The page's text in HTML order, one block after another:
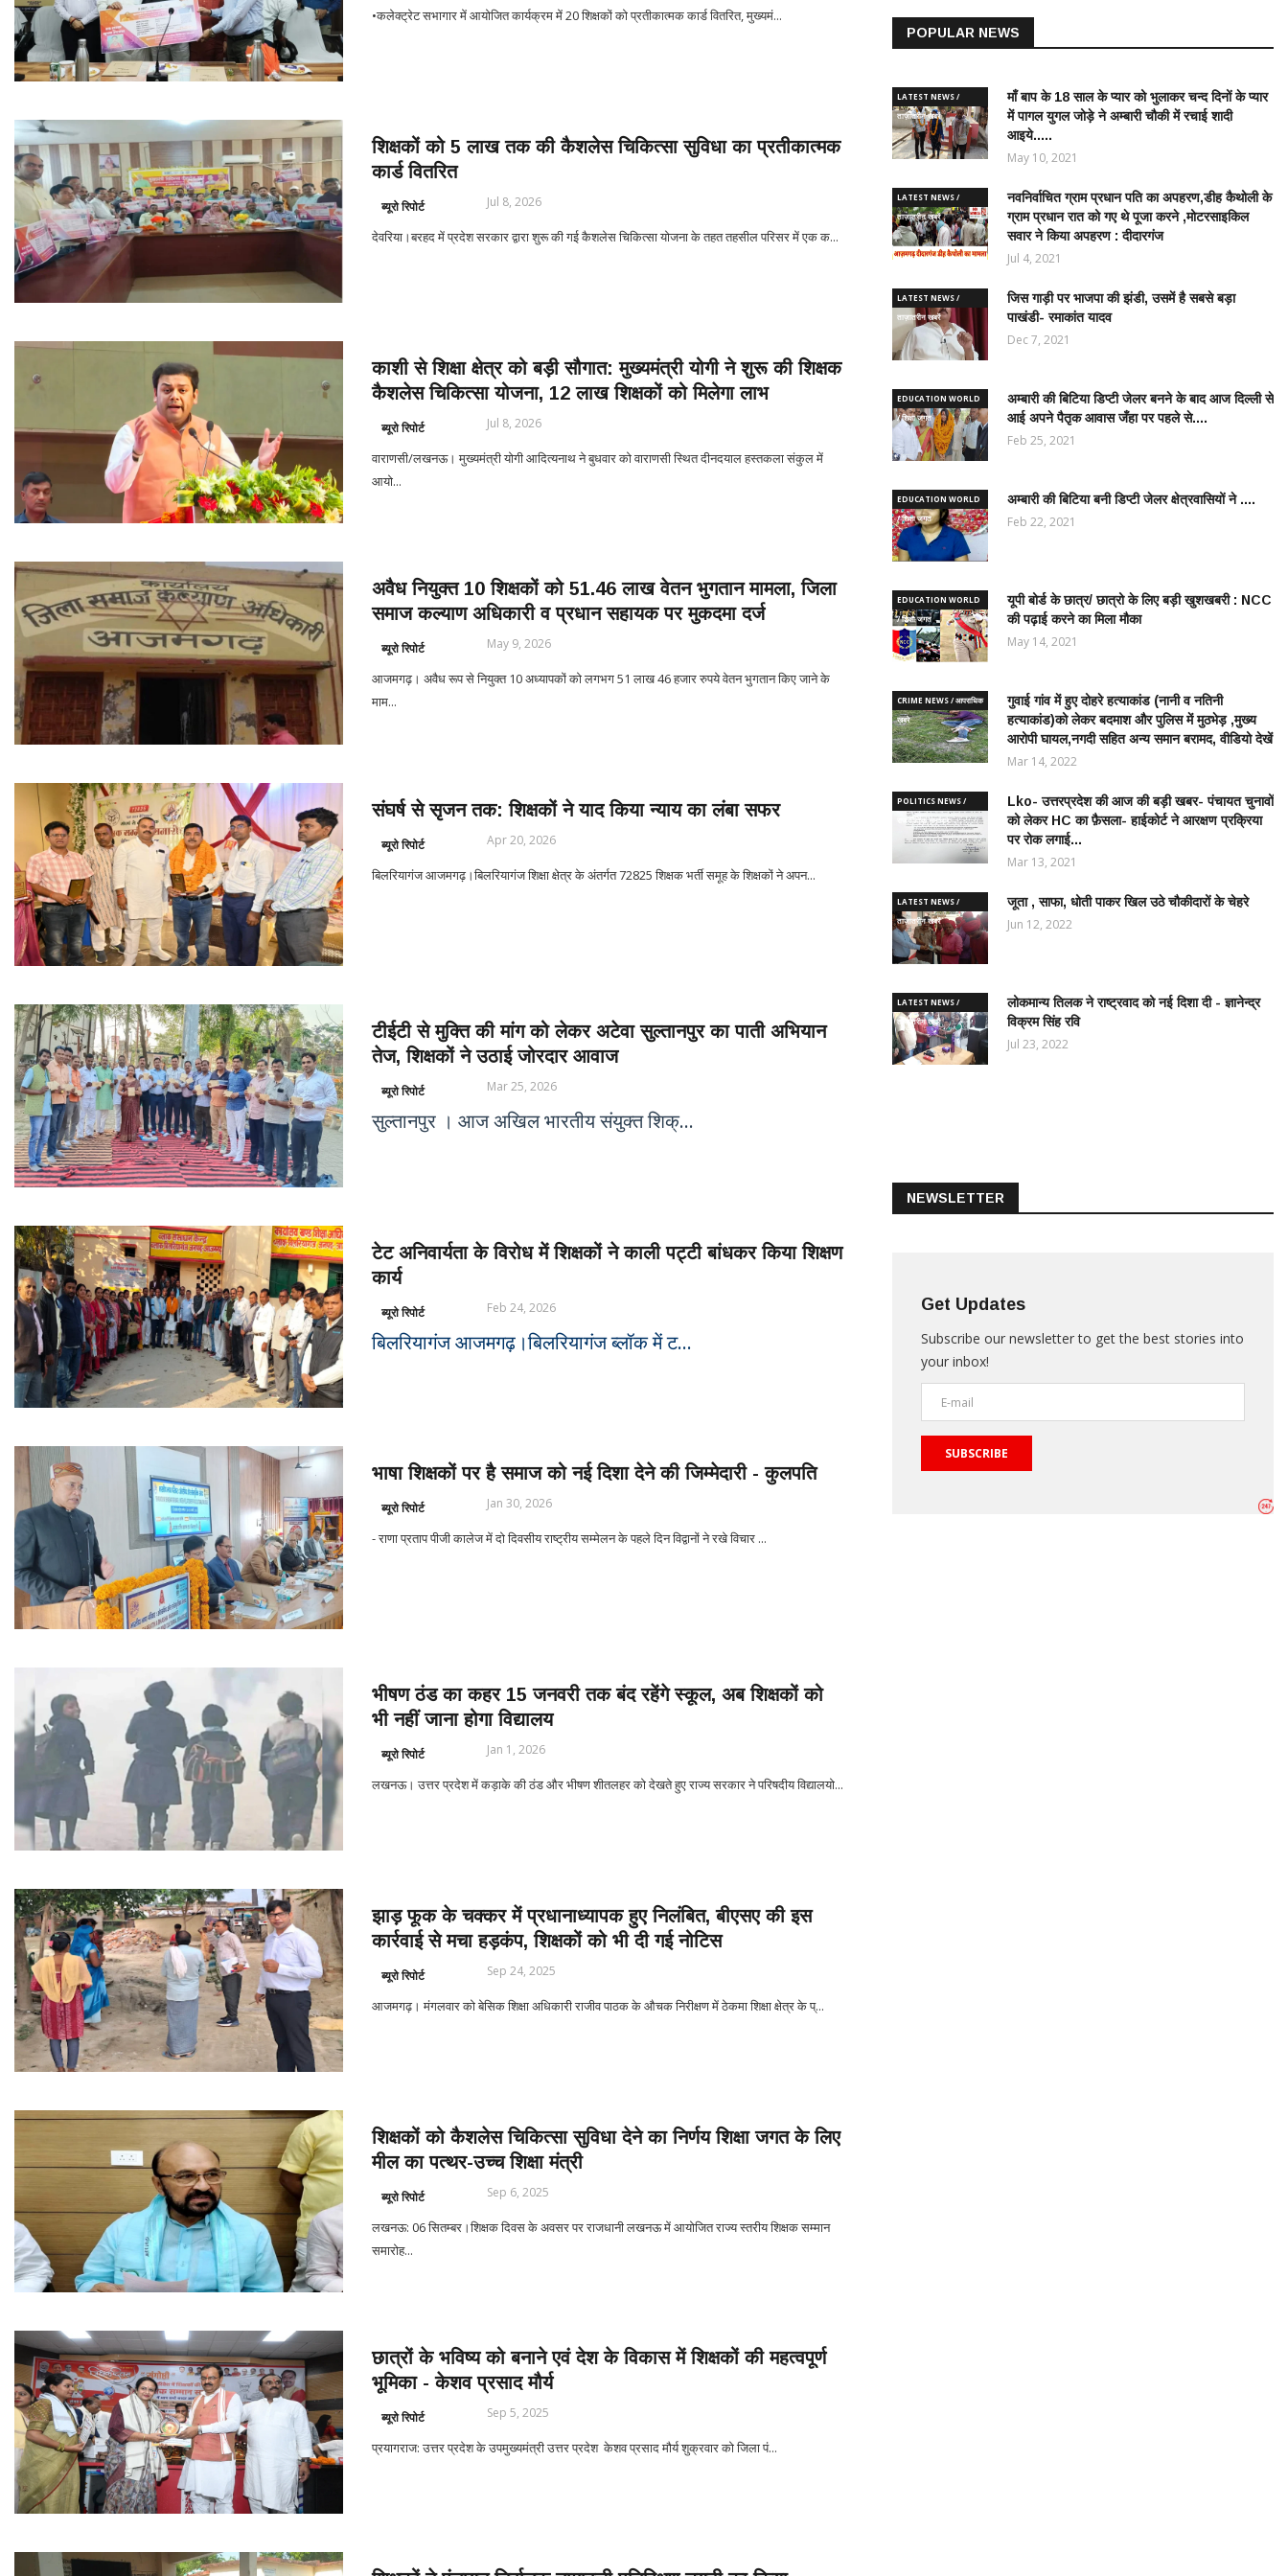
•कलेक्ट्रेट सभागार में आयोजित कार्यक्रम में 20 शिक्षकों को प्रतीकात्मक कार्ड वितरित, मुख्यमं...
शिक्षकों को 5 लाख तक की कैशलेस चिकित्सा सुविधा का प्रतीकात्मक
कार्ड वितरित
ब्यूरो रिपोर्ट Jul 8, 2026
देवरिया।बरहद में प्रदेश सरकार द्वारा शुरू की गई कैशलेस चिकित्सा योजना के तहत तहसील परिसर में एक क...
काशी से शिक्षा क्षेत्र को बड़ी सौगात: मुख्यमंत्री योगी ने शुरू की शिक्षक
कैशलेस चिकित्सा योजना, 12 लाख शिक्षकों को मिलेगा लाभ
ब्यूरो रिपोर्ट Jul 8, 2026
वाराणसी/लखनऊ। मुख्यमंत्री योगी आदित्यनाथ ने बुधवार को वाराणसी स्थित दीनदयाल हस्तकला संकुल में
आयो...
अवैध नियुक्त 10 शिक्षकों को 51.46 लाख वेतन भुगतान मामला, जिला
समाज कल्याण अधिकारी व प्रधान सहायक पर मुकदमा दर्ज
ब्यूरो रिपोर्ट May 9, 2026
आजमगढ़। अवैध रूप से नियुक्त 10 अध्यापकों को लगभग 51 लाख 46 हजार रुपये वेतन भुगतान किए जाने के
माम...
संघर्ष से सृजन तक: शिक्षकों ने याद किया न्याय का लंबा सफर
ब्यूरो रिपोर्ट Apr 20, 2026
बिलरियागंज आजमगढ़।बिलरियागंज शिक्षा क्षेत्र के अंतर्गत 72825 शिक्षक भर्ती समूह के शिक्षकों ने अपन...
टीईटी से मुक्ति की मांग को लेकर अटेवा सुल्तानपुर का पाती अभियान
तेज, शिक्षकों ने उठाई जोरदार आवाज
ब्यूरो रिपोर्ट Mar 25, 2026
सुल्तानपुर । आज अखिल भारतीय संयुक्त शिक्...
टेट अनिवार्यता के विरोध में शिक्षकों ने काली पट्टी बांधकर किया शिक्षण
कार्य
ब्यूरो रिपोर्ट Feb 24, 2026
बिलरियागंज आजमगढ़।बिलरियागंज ब्लॉक में ट...
भाषा शिक्षकों पर है समाज को नई दिशा देने की जिम्मेदारी - कुलपति
ब्यूरो रिपोर्ट Jan 30, 2026
- राणा प्रताप पीजी कालेज में दो दिवसीय राष्ट्रीय सम्मेलन के पहले दिन विद्वानों ने रखे विचार ...
भीषण ठंड का कहर 15 जनवरी तक बंद रहेंगे स्कूल, अब शिक्षकों को
भी नहीं जाना होगा विद्यालय
ब्यूरो रिपोर्ट Jan 1, 2026
लखनऊ। उत्तर प्रदेश में कड़ाके की ठंड और भीषण शीतलहर को देखते हुए राज्य सरकार ने परिषदीय विद्यालयो...
झाड़ फूक के चक्कर में प्रधानाध्यापक हुए निलंबित, बीएसए की इस
कार्रवाई से मचा हड़कंप, शिक्षकों को भी दी गई नोटिस
ब्यूरो रिपोर्ट Sep 24, 2025
आजमगढ़। मंगलवार को बेसिक शिक्षा अधिकारी राजीव पाठक के औचक निरीक्षण में ठेकमा शिक्षा क्षेत्र के प्...
शिक्षकों को कैशलेस चिकित्सा सुविधा देने का निर्णय शिक्षा जगत के लिए
मील का पत्थर-उच्च शिक्षा मंत्री
ब्यूरो रिपोर्ट Sep 6, 2025
लखनऊ: 06 सितम्बर।शिक्षक दिवस के अवसर पर राजधानी लखनऊ में आयोजित राज्य स्तरीय शिक्षक सम्मान
समारोह...
छात्रों के भविष्य को बनाने एवं देश के विकास में शिक्षकों की महत्वपूर्ण
भूमिका - केशव प्रसाद मौर्य
ब्यूरो रिपोर्ट Sep 5, 2025
प्रयागराज: उत्तर प्रदेश के उपमुख्यमंत्री उत्तर प्रदेश केशव प्रसाद मौर्य शुक्रवार को जिला पं...
POPULAR NEWS
LATEST NEWS /
ताज़ातरीन खबरें
माँ बाप के 18 साल के प्यार को भुलाकर चन्द दिनों के प्यार
में पागल युगल जोड़े ने अम्बारी चौकी में रचाई शादी
आइये.....
May 10, 2021
LATEST NEWS /
ताज़ातरीन खबरें
नवनिर्वाचित ग्राम प्रधान पति का अपहरण,डीह कैथोली के
ग्राम प्रधान रात को गए थे पूजा करने ,मोटरसाइकिल
सवार ने किया अपहरण : दीदारगंज
Jul 4, 2021
LATEST NEWS /
ताज़ातरीन खबरें
जिस गाड़ी पर भाजपा की झंडी, उसमें है सबसे बड़ा
पाखंडी- रमाकांत यादव
Dec 7, 2021
EDUCATION WORLD
/ शिक्षा जगत
अम्बारी की बिटिया डिप्टी जेलर बनने के बाद आज दिल्ली से
आई अपने पैतृक आवास जँहा पर पहले से....
Feb 25, 2021
EDUCATION WORLD
/ शिक्षा जगत
अम्बारी की बिटिया बनी डिप्टी जेलर क्षेत्रवासियों ने ....
Feb 22, 2021
EDUCATION WORLD
/ शिक्षा जगत
यूपी बोर्ड के छात्र/ छात्रो के लिए बड़ी खुशखबरी : NCC
की पढ़ाई करने का मिला मौका
May 14, 2021
CRIME NEWS / आपराधिक
ख़बरे
गुवाई गांव में हुए दोहरे हत्याकांड (नानी व नतिनी
हत्याकांड)को लेकर बदमाश और पुलिस में मुठभेड़ ,मुख्य
आरोपी घायल,नगदी सहित अन्य समान बरामद, वीडियो देखें
Mar 14, 2022
POLITICS NEWS /
राजनीतिक समाचार
Lko- उत्तरप्रदेश की आज की बड़ी खबर- पंचायत चुनावों
को लेकर HC का फ़ैसला- हाईकोर्ट ने आरक्षण प्रक्रिया
पर रोक लगाई...
Mar 13, 2021
LATEST NEWS /
ताज़ातरीन खबरें
जूता , साफा, धोती पाकर खिल उठे चौकीदारों के चेहरे
Jun 12, 2022
LATEST NEWS /
ताज़ातरीन खबरें
लोकमान्य तिलक ने राष्ट्रवाद को नई दिशा दी - ज्ञानेन्द्र
विक्रम सिंह रवि
Jul 23, 2022
NEWSLETTER
Get Updates
Subscribe our newsletter to get the best stories into
your inbox!
SUBSCRIBE